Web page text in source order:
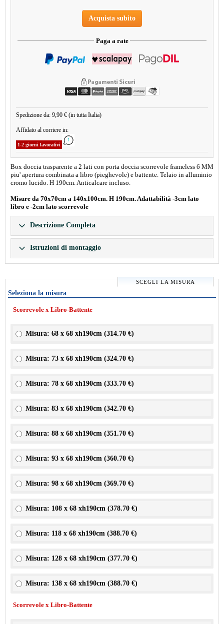
Acquista subito
Paga a rate
Spedizione da: 9,90 € (in tutta Italia)
Affidato al corriere in:
1-2 giorni lavorativi
Box doccia trasparente a 2 lati con porta doccia scorrevole frameless 6 MM
piu' apertura combinata a libro (pieghevole) e battente. Telaio in alluminio
cromo lucido. H 190cm. Anticalcare incluso.
Misure da 70x70cm a 140x100cm. H 190cm. Adattabilità -3cm lato
libro e -2cm lato scorrevole
Descrizione Completa
Istruzioni di montaggio
SCEGLI LA MISURA
Seleziona la misura
Scorrevole x Libro-Battente
Misura: 68 x 68 xh190cm (314.70 €)
Misura: 73 x 68 xh190cm (324.70 €)
Misura: 78 x 68 xh190cm (333.70 €)
Misura: 83 x 68 xh190cm (342.70 €)
Misura: 88 x 68 xh190cm (351.70 €)
Misura: 93 x 68 xh190cm (360.70 €)
Misura: 98 x 68 xh190cm (369.70 €)
Misura: 108 x 68 xh190cm (378.70 €)
Misura: 118 x 68 xh190cm (388.70 €)
Misura: 128 x 68 xh190cm (377.70 €)
Misura: 138 x 68 xh190cm (388.70 €)
Scorrevole x Libro-Battente